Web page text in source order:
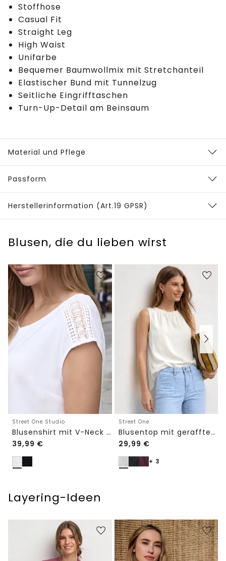
Stoffhose
Casual Fit
Straight Leg
High Waist
Unifarbe
Bequemer Baumwollmix mit Stretchanteil
Elastischer Bund mit Tunnelzug
Seitliche Eingrifftaschen
Turn-Up-Detail am Beinsaum
Material und Pflege
Passform
Herstellerinformation (Art.19 GPSR)
Blusen, die du lieben wirst
Street One Studio
Blusenshirt mit V-Neck und Spitze
39,99 €
Street One
Blusentop mit gerafftem Rundhals
29,99 €
+ 3
Layering-Ideen